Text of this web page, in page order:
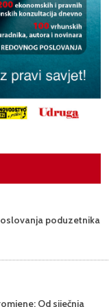
poduzetnika
Od siječnja